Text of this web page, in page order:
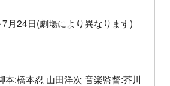
月24日(劇場により異なります)
本:橋本忍 山田洋次 音楽監督:芥川